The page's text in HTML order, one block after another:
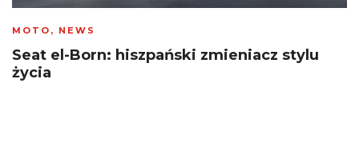
MOTO , NEWS
Seat el-Born: hiszpański zmieniacz stylu
życia